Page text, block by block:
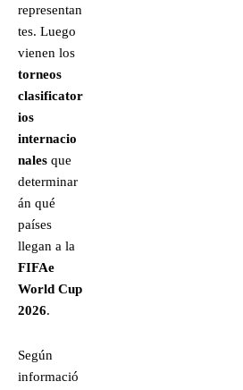
representan
tes. Luego
vienen los
torneos
clasificator
ios
internacio
nales que
determinar
án qué
países
llegan a la
FIFAe
World Cup
2026.
Según
informació